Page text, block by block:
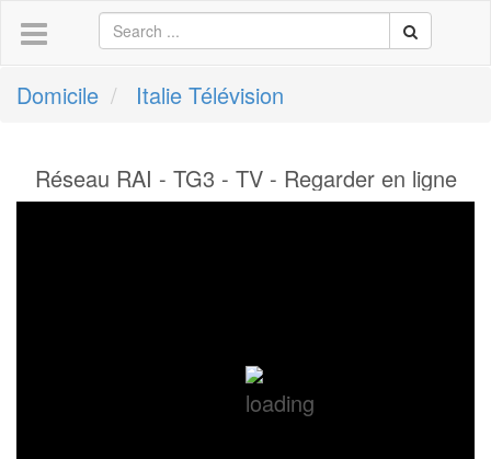
Domicile Italie Télévision
Réseau RAI - TG3 - TV - Regarder en ligne